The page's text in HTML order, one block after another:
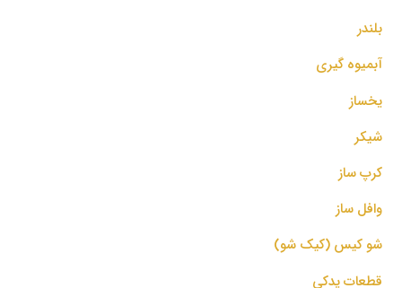
بلندر
آبمیوه گیری
یخساز
شیکر
کرپ ساز
وافل ساز
شو کیس (کیک شو)
قطعات یدکی